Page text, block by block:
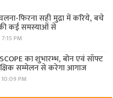
फिरना सही मुद्रा में करिये, बचे
की कई समस्याओं से
PM
का शुभारम्भ, बोन एवं सॉफ्ट
सम्मेलन से करेगा आगाज
PM